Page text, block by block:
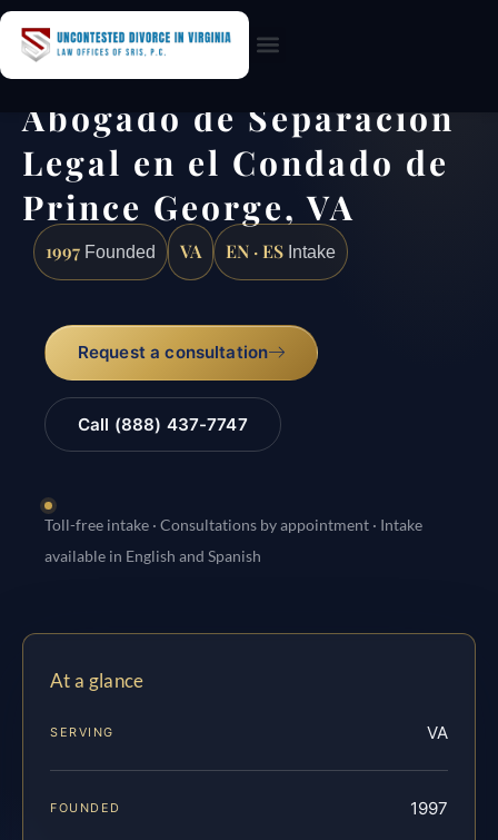
Abogado de Separación
Legal en el Condado de
Prince George, VA
1997 Founded VA EN · ES Intake
Request a consultation
Call (888) 437-7747
Toll-free intake · Consultations by appointment · Intake
available in English and Spanish
At a glance
SERVING VA
FOUNDED 1997